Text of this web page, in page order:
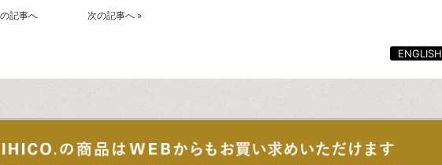
記事へ 次の記事へ»
ENGLISH